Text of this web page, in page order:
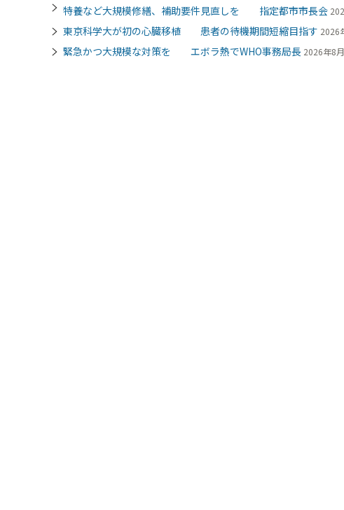
特養など大規模修繕、補助要件見直しを 指定都市市長会
東京科学大が初の心臓移植 患者の待機期間短縮目指す 2026
緊急かつ大規模な対策を エボラ熱でWHO事務局長 2026年8